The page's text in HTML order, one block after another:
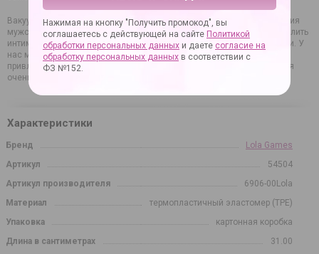
Вакуумная помпа Discovery Magnate – отличный способ поддержания
мужской активности. Благодаря этому приспособлению можно продлить
интимную близость и увеличить наслаждение в момент кульминации. У
нас можно купить модели известных производителей по
привлекательным ценам. Заказы в нашем магазине обрабатываются
очень оперативно, доставка по России конфиденциальна.
Характеристики
Бренд
Lola Games
Артикул
54504
Артикул производителя
6906-00Lola
Материал
термопластичный эластомер (TPE)
Упаковка
картонная коробка
Длина в сантиметрах
31.00
Нажимая на кнопку "Получить промокод", вы
соглашаетесь с действующей на сайте Политикой
обработки персональных данных и даете согласие на
обработку персональных данных в соответствии с
ФЗ №152.